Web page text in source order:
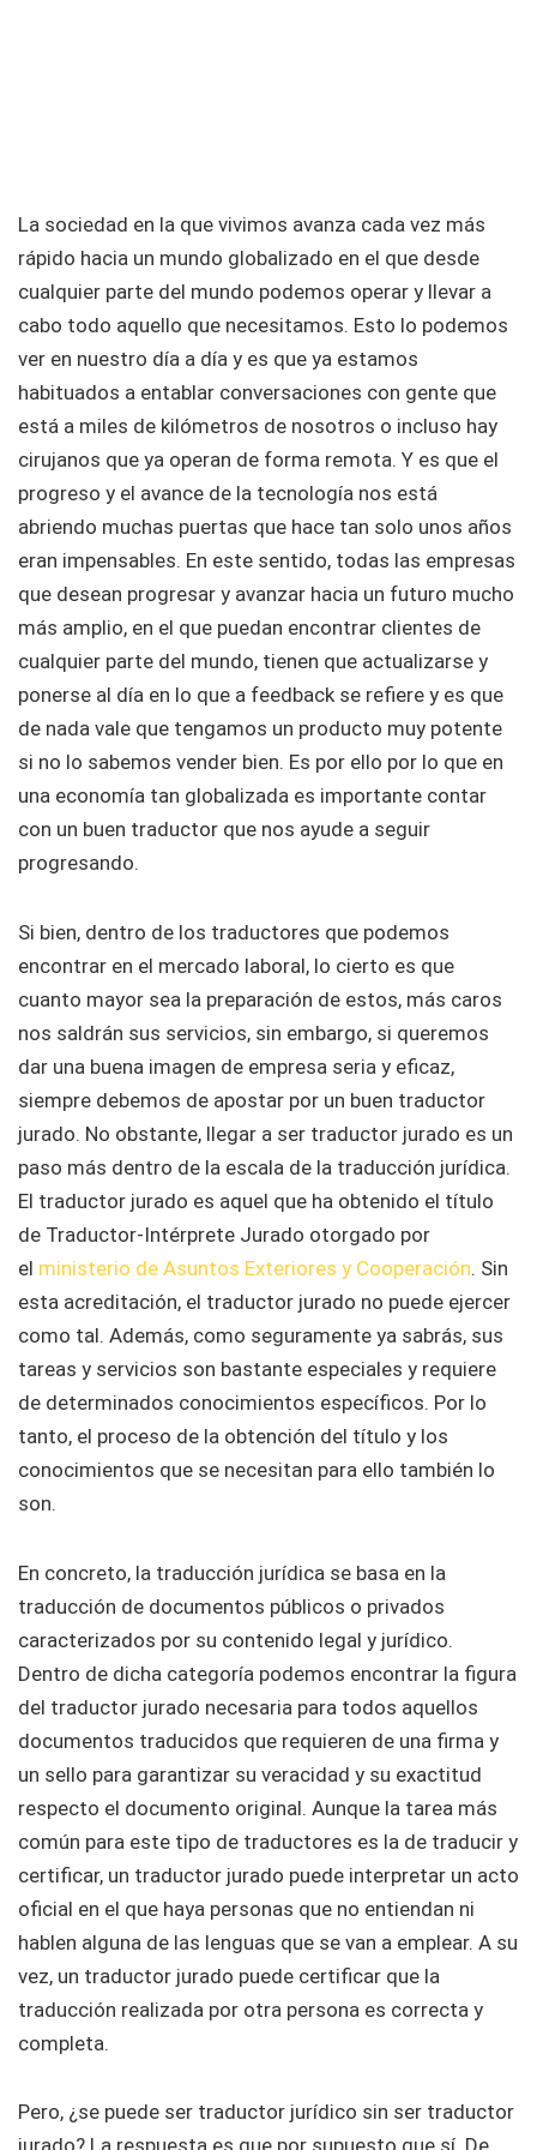
La sociedad en la que vivimos avanza cada vez más
rápido hacia un mundo globalizado en el que desde
cualquier parte del mundo podemos operar y llevar a
cabo todo aquello que necesitamos. Esto lo podemos
ver en nuestro día a día y es que ya estamos
habituados a entablar conversaciones con gente que
está a miles de kilómetros de nosotros o incluso hay
cirujanos que ya operan de forma remota. Y es que el
progreso y el avance de la tecnología nos está
abriendo muchas puertas que hace tan solo unos años
eran impensables. En este sentido, todas las empresas
que desean progresar y avanzar hacia un futuro mucho
más amplio, en el que puedan encontrar clientes de
cualquier parte del mundo, tienen que actualizarse y
ponerse al día en lo que a feedback se refiere y es que
de nada vale que tengamos un producto muy potente
si no lo sabemos vender bien. Es por ello por lo que en
una economía tan globalizada es importante contar
con un buen traductor que nos ayude a seguir
progresando.
Si bien, dentro de los traductores que podemos
encontrar en el mercado laboral, lo cierto es que
cuanto mayor sea la preparación de estos, más caros
nos saldrán sus servicios, sin embargo, si queremos
dar una buena imagen de empresa seria y eficaz,
siempre debemos de apostar por un buen traductor
jurado. No obstante, llegar a ser traductor jurado es un
paso más dentro de la escala de la traducción jurídica.
El traductor jurado es aquel que ha obtenido el título
de Traductor-Intérprete Jurado otorgado por
el ministerio de Asuntos Exteriores y Cooperación. Sin
esta acreditación, el traductor jurado no puede ejercer
como tal. Además, como seguramente ya sabrás, sus
tareas y servicios son bastante especiales y requiere
de determinados conocimientos específicos. Por lo
tanto, el proceso de la obtención del título y los
conocimientos que se necesitan para ello también lo
son.
En concreto, la traducción jurídica se basa en la
traducción de documentos públicos o privados
caracterizados por su contenido legal y jurídico.
Dentro de dicha categoría podemos encontrar la figura
del traductor jurado necesaria para todos aquellos
documentos traducidos que requieren de una firma y
un sello para garantizar su veracidad y su exactitud
respecto el documento original. Aunque la tarea más
común para este tipo de traductores es la de traducir y
certificar, un traductor jurado puede interpretar un acto
oficial en el que haya personas que no entiendan ni
hablen alguna de las lenguas que se van a emplear. A su
vez, un traductor jurado puede certificar que la
traducción realizada por otra persona es correcta y
completa.
Pero, ¿se puede ser traductor jurídico sin ser traductor